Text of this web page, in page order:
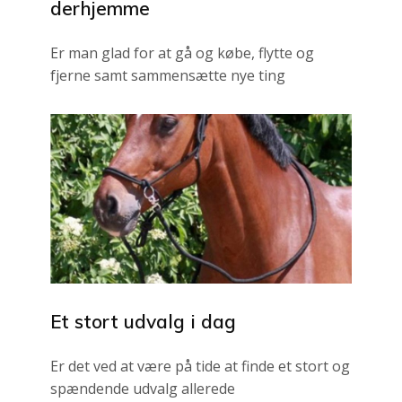
derhjemme
Er man glad for at gå og købe, flytte og
fjerne samt sammensætte nye ting
Et stort udvalg i dag
Er det ved at være på tide at finde et stort og
spændende udvalg allerede